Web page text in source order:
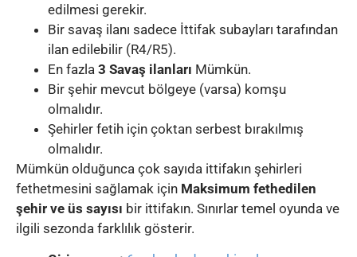
edilmesi gerekir.
Bir savaş ilanı sadece İttifak subayları tarafından
ilan edilebilir (R4/R5).
En fazla 3 Savaş ilanları Mümkün.
Bir şehir mevcut bölgeye (varsa) komşu
olmalıdır.
Şehirler fetih için çoktan serbest bırakılmış
olmalıdır.
Mümkün olduğunca çok sayıda ittifakın şehirleri
fethetmesini sağlamak için Maksimum fethedilen
şehir ve üs sayısı bir ittifakın. Sınırlar temel oyunda ve
ilgili sezonda farklılık gösterir.